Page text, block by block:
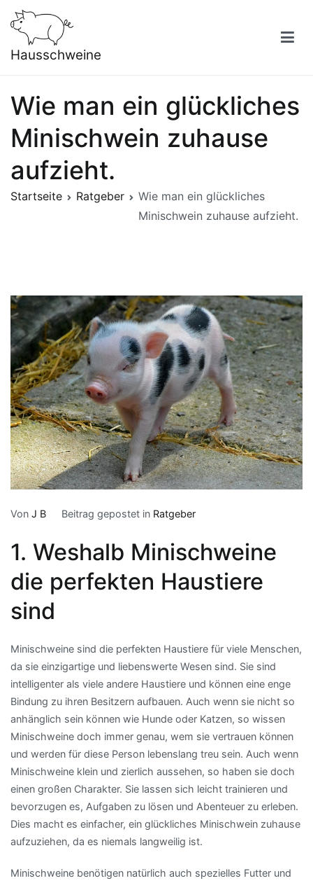
Inhalt
springen
Hausschweine
Wie man ein glückliches
Minischwein zuhause
aufzieht.
Startseite Ratgeber
Wie man ein glückliches
Minischwein zuhause aufzieht.
Von J B Beitrag gepostet in Ratgeber
1. Weshalb Minischweine
die perfekten Haustiere
sind
Minischweine sind die perfekten Haustiere für viele Menschen,
da sie einzigartige und liebenswerte Wesen sind. Sie sind
intelligenter als viele andere Haustiere und können eine enge
Bindung zu ihren Besitzern aufbauen. Auch wenn sie nicht so
anhänglich sein können wie Hunde oder Katzen, so wissen
Minischweine doch immer genau, wem sie vertrauen können
und werden für diese Person lebenslang treu sein. Auch wenn
Minischweine klein und zierlich aussehen, so haben sie doch
einen großen Charakter. Sie lassen sich leicht trainieren und
bevorzugen es, Aufgaben zu lösen und Abenteuer zu erleben.
Dies macht es einfacher, ein glückliches Minischwein zuhause
aufzuziehen, da es niemals langweilig ist.
Minischweine benötigen natürlich auch spezielles Futter und